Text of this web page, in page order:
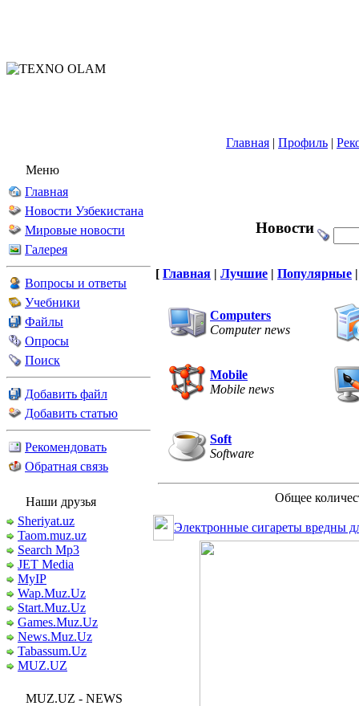
Главная | Профиль |
Меню
Главная
Новости Узбекистана
Мировые новости
Галерея
Вопросы и ответы
Учебники
Файлы
Опросы
Поиск
Добавить файл
Добавить статью
Рекомендовать
Обратная связь
Наши друзья
Sheriyat.uz
Taom.muz.uz
Search Mp3
JET Media
MyIP
Wap.Muz.Uz
Start.Muz.Uz
Games.Muz.Uz
News.Muz.Uz
Tabassum.Uz
MUZ.UZ
MUZ.UZ - NEWS
Новости
[ Главная | Лучшие | Популярные
Computers
Computer news
Mobile
Mobile news
Soft
Software
Общее
Электронные сигареты вредны